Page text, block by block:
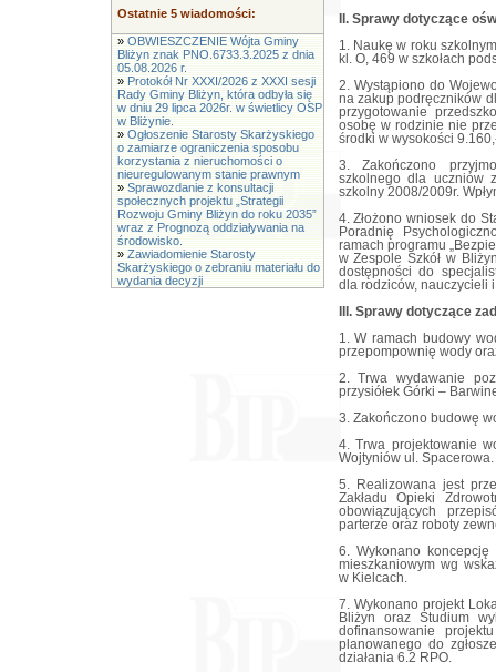
Ostatnie 5 wiadomości:
» OBWIESZCZENIE Wójta Gminy
Bliżyn znak PNO.6733.3.2025 z dnia
05.08.2026 r.
» Protokół Nr XXXI/2026 z XXXI sesji
Rady Gminy Bliżyn, która odbyła się
w dniu 29 lipca 2026r. w świetlicy OSP
w Bliżynie.
» Ogłoszenie Starosty Skarżyskiego
o zamiarze ograniczenia sposobu
korzystania z nieruchomości o
nieuregulowanym stanie prawnym
» Sprawozdanie z konsultacji
społecznych projektu „Strategii
Rozwoju Gminy Bliżyn do roku 2035”
wraz z Prognozą oddziaływania na
środowisko.
» Zawiadomienie Starosty
Skarżyskiego o zebraniu materiału do
wydania decyzji
II. Sprawy dotyczące
1. Naukę w roku
kl. O, 469 w szkołach
2. Wystąpiono do
na zakup podręczników
przygotowanie
osobę w rodzinie nie
środki w wysokości
3. Zakończono
szkolnego dla uczniów
szkolny 2008/2009r.
4. Złożono wniosek do
Poradnię
ramach programu
w Zespole Szkół w
dostępności do
dla rodziców, nauczycieli
III. Sprawy dotyczące
1. W ramach budowy
przepompownię wody
2. Trwa wydawanie
przysiółek Górki –
3. Zakończono budowę
4. Trwa projektowanie
Wojtyniów ul. Spacerowa.
5. Realizowana jest
Zakładu Opieki
obowiązujących
parterze oraz roboty
6. Wykonano
mieszkaniowym wg
w Kielcach.
7. Wykonano projekt
Bliżyn oraz Studium
dofinansowanie
planowanego do
działania 6.2 RPO.